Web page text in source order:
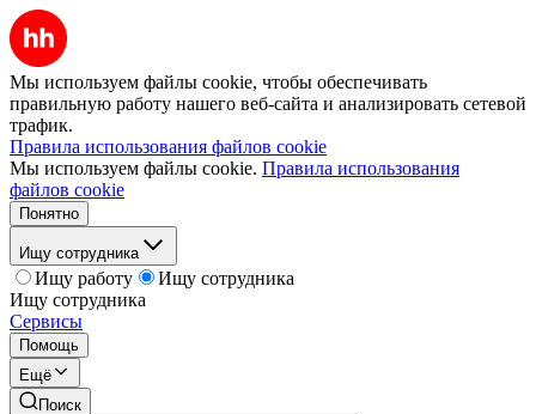
Мы используем файлы cookie, чтобы обеспечивать
правильную работу нашего веб-сайта и анализировать сетевой
трафик.
Правила использования файлов cookie
Мы используем файлы cookie. Правила использования
файлов cookie
Понятно
Ищу сотрудника
Ищу работу
Ищу сотрудника
Ищу сотрудника
Сервисы
Помощь
Ещё
Поиск